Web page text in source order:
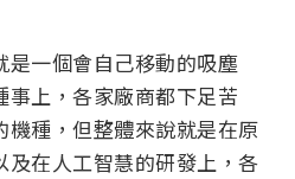
是一個會自己移動的吸塵
上，各家廠商都下足苦
種，但整體來說就是在原
在人工智慧的研發上，各